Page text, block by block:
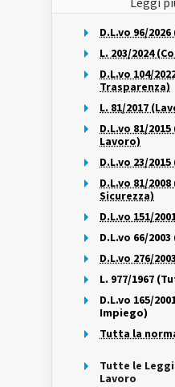
D.L.vo 96/
L. 203/2024
D.L.vo 104/
Trasparenza)
L. 81/2017
D.L.vo 81/
Lavoro)
D.L.vo 23/
D.L.vo 81/
Sicurezza)
D.L.vo 151/
D.L.vo 66/
D.L.vo 276/
L. 977/1967
D.L.vo 165/
Impiego)
Tutta la
Tutte le
Lavoro